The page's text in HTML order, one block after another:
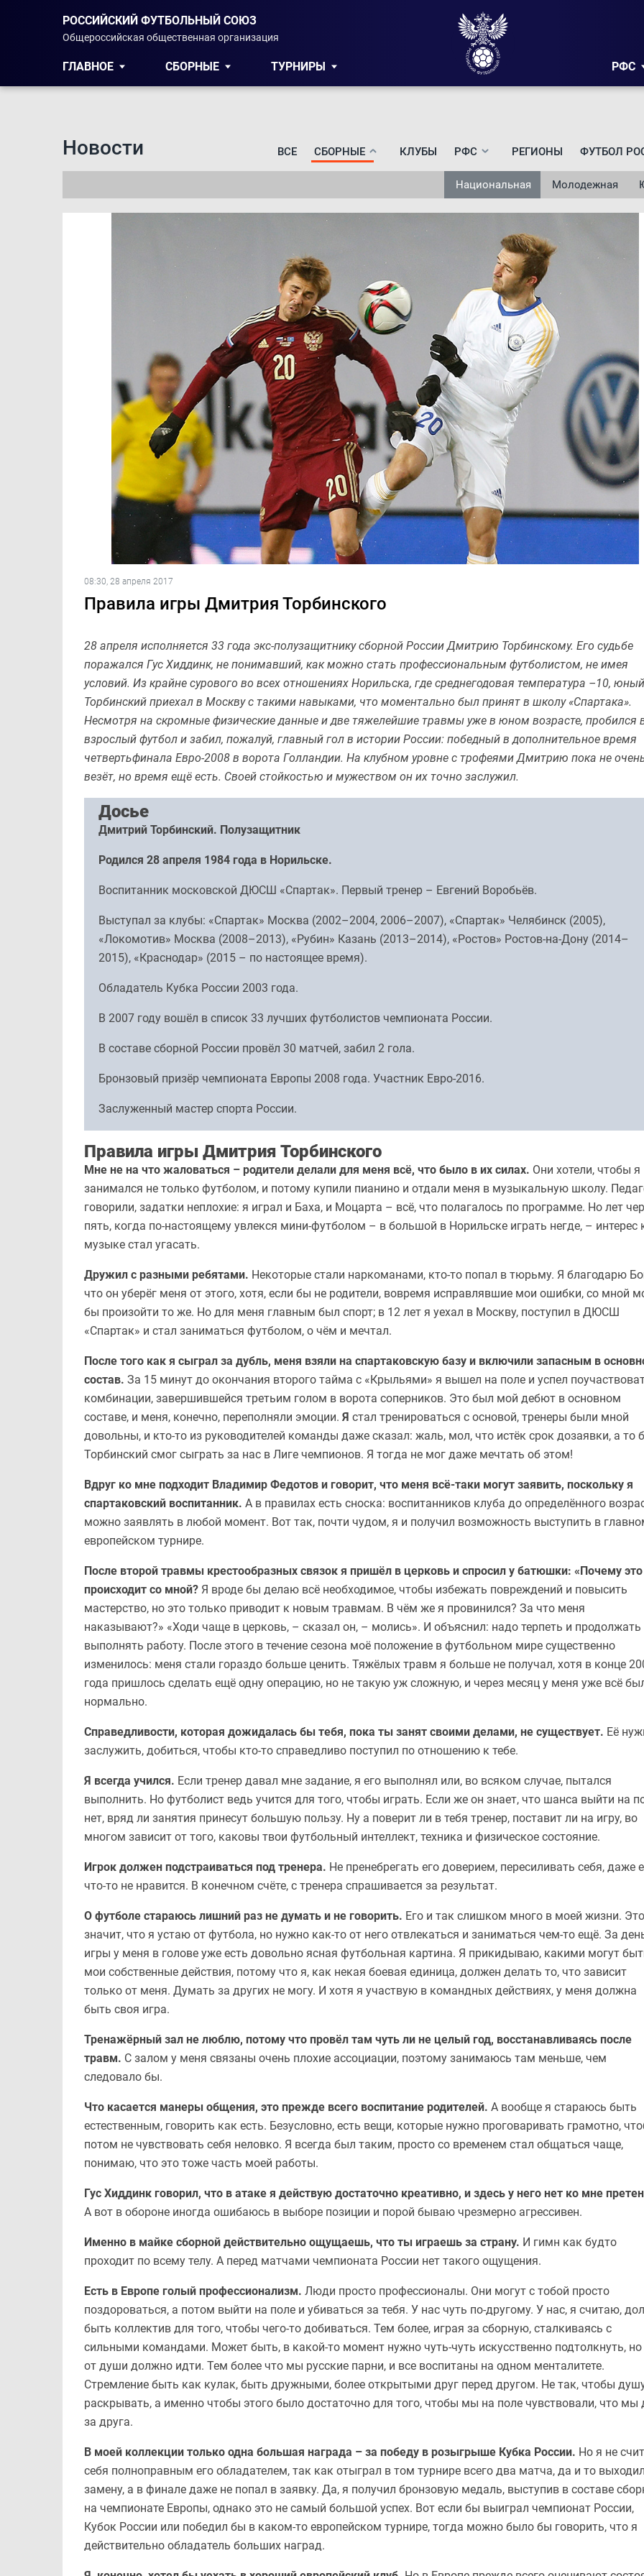
РОССИЙСКИЙ ФУТБОЛЬНЫЙ СОЮЗ
Общероссийская общественная организация
ГЛАВНОЕ СБОРНЫЕ ТУРНИРЫ РФС
Новости ВСЕ СБОРНЫЕ
Молодежная
Национальная
КЛУБЫ РФС РЕГИОНЫ ФУТБОЛ
08:30, 28 апреля 2017
Правила игры Дмитрия Торбинского
28 апреля исполняется 33 года экс-полузащитнику сборной России Дмитрию Торбинскому. Его судьбе
поражался Гус Хиддинк, не понимавший, как можно стать профессиональным футболистом, не имея
условий. Из крайне сурового во всех отношениях Норильска, где среднегодовая температура –10, юный
Торбинский приехал в Москву с такими навыками, что моментально был принят в школу «Спартака».
Несмотря на скромные физические данные и две тяжелейшие травмы уже в юном возрасте, пробился
взрослый футбол и забил, пожалуй, главный гол в истории России: победный в дополнительное время
четвертьфинала Евро-2008 в ворота Голландии. На клубном уровне с трофеями Дмитрию пока не
везёт, но время ещё есть. Своей стойкостью и мужеством он их точно заслужил.
Досье
Дмитрий Торбинский. Полузащитник
Родился 28 апреля 1984 года в Норильске.
Воспитанник московской ДЮСШ «Спартак». Первый тренер – Евгений Воробьёв.
Выступал за клубы: «Спартак» Москва (2002–2004, 2006–2007), «Спартак» Челябинск (2005),
«Локомотив» Москва (2008–2013), «Рубин» Казань (2013–2014), «Ростов» Ростов-на-Дону (2014–
2015), «Краснодар» (2015 – по настоящее время).
Обладатель Кубка России 2003 года.
В 2007 году вошёл в список 33 лучших футболистов чемпионата России.
В составе сборной России провёл 30 матчей, забил 2 гола.
Бронзовый призёр чемпионата Европы 2008 года. Участник Евро-2016.
Заслуженный мастер спорта России.
Правила игры Дмитрия Торбинского
Мне не на что жаловаться – родители делали для меня всё, что было в их силах. Они хотели, чтобы я
занимался не только футболом, и потому купили пианино и отдали меня в музыкальную школу.
говорили, задатки неплохие: я играл и Баха, и Моцарта – всё, что полагалось по программе. Но лет
пять, когда по-настоящему увлекся мини-футболом – в большой в Норильске играть негде, – интерес
музыке стал угасать.
Дружил с разными ребятами. Некоторые стали наркоманами, кто-то попал в тюрьму. Я благодарю
что он уберёг меня от этого, хотя, если бы не родители, вовремя исправлявшие мои ошибки, со мной
бы произойти то же. Но для меня главным был спорт; в 12 лет я уехал в Москву, поступил в ДЮСШ
«Спартак» и стал заниматься футболом, о чём и мечтал.
После того как я сыграл за дубль, меня взяли на спартаковскую базу и включили запасным в
состав. За 15 минут до окончания второго тайма с «Крыльями» я вышел на поле и успел
комбинации, завершившейся третьим голом в ворота соперников. Это был мой дебют в основном
составе, и меня, конечно, переполняли эмоции. Я стал тренироваться с основой, тренеры были мной
довольны, и кто-то из руководителей команды даже сказал: жаль, мол, что истёк срок дозаявки, а то
Торбинский смог сыграть за нас в Лиге чемпионов. Я тогда не мог даже мечтать об этом!
Вдруг ко мне подходит Владимир Федотов и говорит, что меня всё-таки могут заявить, поскольку я
спартаковский воспитанник. А в правилах есть сноска: воспитанников клуба до определённого
можно заявлять в любой момент. Вот так, почти чудом, я и получил возможность выступить в
европейском турнире.
После второй травмы крестообразных связок я пришёл в церковь и спросил у батюшки: «Почему это
происходит со мной? Я вроде бы делаю всё необходимое, чтобы избежать повреждений и повысить
мастерство, но это только приводит к новым травмам. В чём же я провинился? За что меня
наказывают?» «Ходи чаще в церковь, – сказал он, – молись». И объяснил: надо терпеть и продолжать
выполнять работу. После этого в течение сезона моё положение в футбольном мире существенно
изменилось: меня стали гораздо больше ценить. Тяжёлых травм я больше не получал, хотя в конце
года пришлось сделать ещё одну операцию, но не такую уж сложную, и через месяц у меня уже всё
нормально.
Справедливости, которая дожидалась бы тебя, пока ты занят своими делами, не существует. Её
заслужить, добиться, чтобы кто-то справедливо поступил по отношению к тебе.
Я всегда учился. Если тренер давал мне задание, я его выполнял или, во всяком случае, пытался
выполнить. Но футболист ведь учится для того, чтобы играть. Если же он знает, что шанса выйти на
нет, вряд ли занятия принесут большую пользу. Ну а поверит ли в тебя тренер, поставит ли на игру, во
многом зависит от того, каковы твои футбольный интеллект, техника и физическое состояние.
Игрок должен подстраиваться под тренера. Не пренебрегать его доверием, пересиливать себя, даже
что-то не нравится. В конечном счёте, с тренера спрашивается за результат.
О футболе стараюсь лишний раз не думать и не говорить. Его и так слишком много в моей жизни.
значит, что я устаю от футбола, но нужно как-то от него отвлекаться и заниматься чем-то ещё. За
игры у меня в голове уже есть довольно ясная футбольная картина. Я прикидываю, какими могут
мои собственные действия, потому что я, как некая боевая единица, должен делать то, что зависит
только от меня. Думать за других не могу. И хотя я участвую в командных действиях, у меня должна
быть своя игра.
Тренажёрный зал не люблю, потому что провёл там чуть ли не целый год, восстанавливаясь после
травм. С залом у меня связаны очень плохие ассоциации, поэтому занимаюсь там меньше, чем
следовало бы.
Что касается манеры общения, это прежде всего воспитание родителей. А вообще я стараюсь быть
естественным, говорить как есть. Безусловно, есть вещи, которые нужно проговаривать грамотно,
потом не чувствовать себя неловко. Я всегда был таким, просто со временем стал общаться чаще,
понимаю, что это тоже часть моей работы.
Гус Хиддинк говорил, что в атаке я действую достаточно креативно, и здесь у него нет ко мне
А вот в обороне иногда ошибаюсь в выборе позиции и порой бываю чрезмерно агрессивен.
Именно в майке сборной действительно ощущаешь, что ты играешь за страну. И гимн как будто
проходит по всему телу. А перед матчами чемпионата России нет такого ощущения.
Есть в Европе голый профессионализм. Люди просто профессионалы. Они могут с тобой просто
поздороваться, а потом выйти на поле и убиваться за тебя. У нас чуть по-другому. У нас, я считаю,
быть коллектив для того, чтобы чего-то добиваться. Тем более, играя за сборную, сталкиваясь с
сильными командами. Может быть, в какой-то момент нужно чуть-чуть искусственно подтолкнуть, но
от души должно идти. Тем более что мы русские парни, и все воспитаны на одном менталитете.
Стремление быть как кулак, быть дружными, более открытыми друг перед другом. Не так, чтобы
раскрывать, а именно чтобы этого было достаточно для того, чтобы мы на поле чувствовали, что мы
за друга.
В моей коллекции только одна большая награда – за победу в розыгрыше Кубка России. Но я не
себя полноправным его обладателем, так как отыграл в том турнире всего два матча, да и то
замену, а в финале даже не попал в заявку. Да, я получил бронзовую медаль, выступив в составе
на чемпионате Европы, однако это не самый большой успех. Вот если бы выиграл чемпионат России,
Кубок России или победил бы в каком-то европейском турнире, тогда можно было бы говорить, что я
действительно обладатель больших наград.